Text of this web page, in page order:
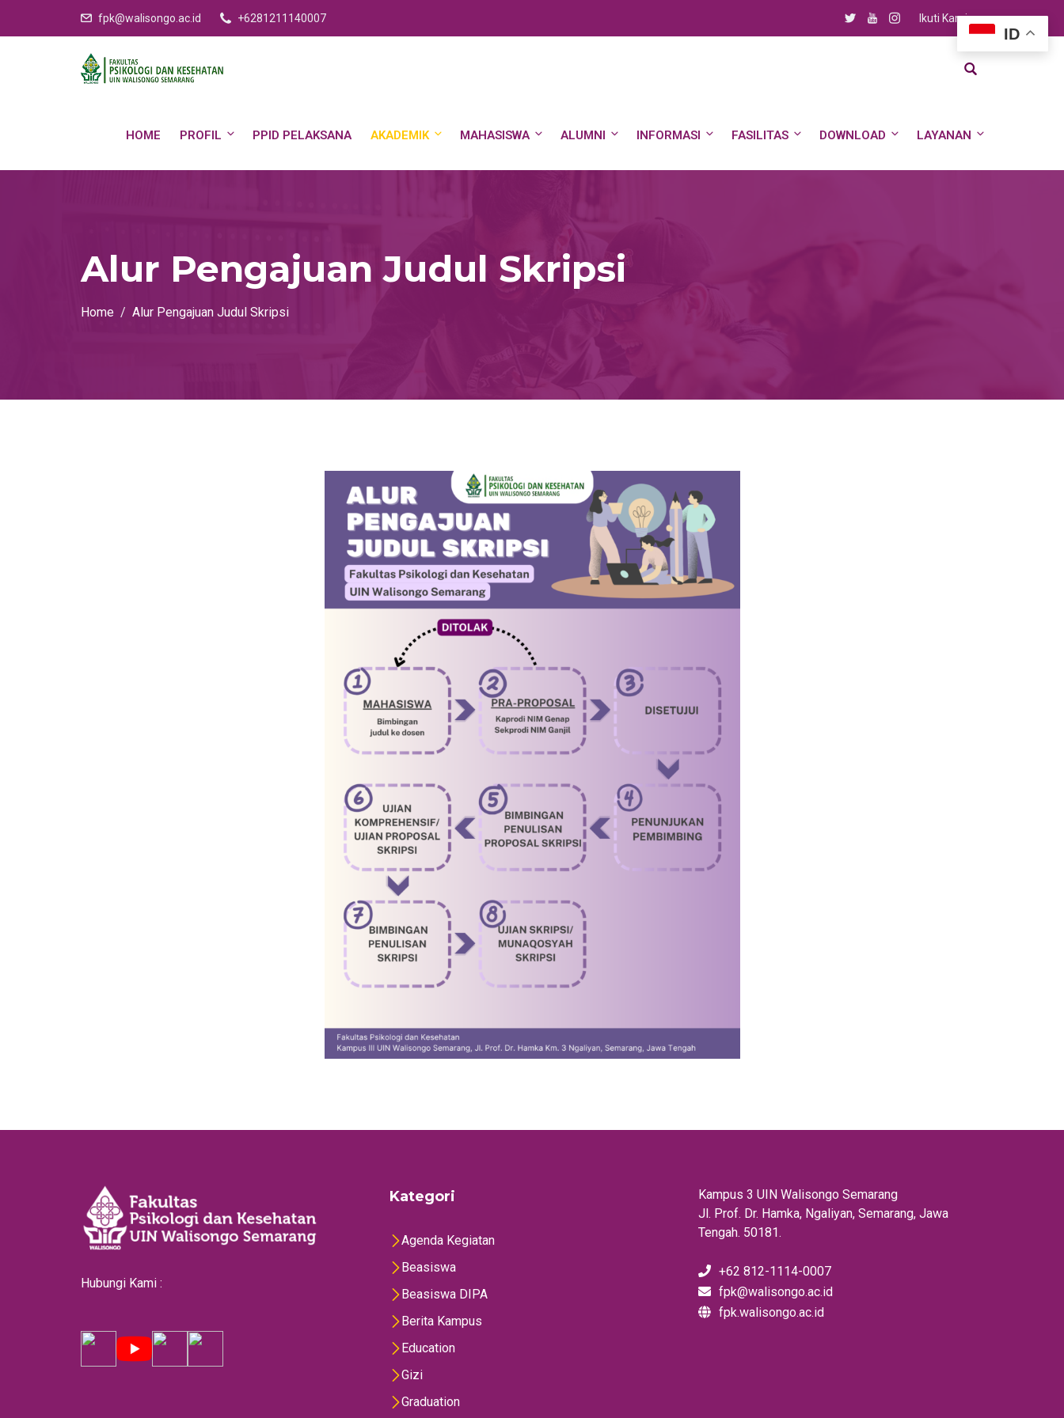
fpk@walisongo.ac.id +6281211140007 Ikuti Kami
HOME PROFIL PPID PELAKSANA AKADEMIK MAHASISWA ALUMNI INFORMASI FASILITAS DOWNLOAD LAYANAN
Alur Pengajuan Judul Skripsi
Home Alur Pengajuan Judul Skripsi
Hubungi Kami :
Kategori
Agenda Kegiatan
Beasiswa
Beasiswa DIPA
Berita Kampus
Education
Gizi
Graduation
Kampus 3 UIN Walisongo Semarang
Jl. Prof. Dr. Hamka, Ngaliyan, Semarang, Jawa
Tengah. 50181.
+62 812-1114-0007
fpk@walisongo.ac.id
fpk.walisongo.ac.id
ID